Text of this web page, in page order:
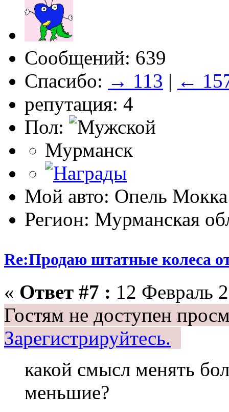
Сообщений: 639
Спасибо: → 113 | ←
репутация: 4
Пол:
Мурманск
Мой авто: Опель
Регион: Мурманская
Re:Продаю штатные колеса
« Ответ #7 : 12 Февраль
Гостям не доступен
Зарегистрируйтесь.
какой смысл менять
меньшие?